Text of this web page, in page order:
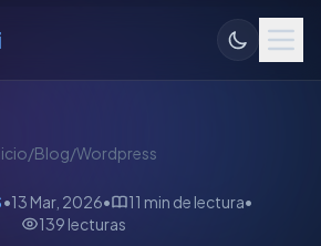
/Blog/Wordpress
•13 Mar, 2026• 11 min de lectura•
139 lecturas